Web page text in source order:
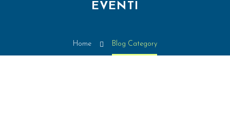
EVENTI
Home Blog Category